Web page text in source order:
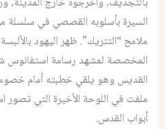
السيرة بأسلوبه القصصي في سلسلة
ملامح “التتريك”. ظهر اليهود
المخصصة لمشهد رسامة استفانوس
القديس وهو يلقي خطبته أمام
ملفت في اللوحة الأخيرة التي
أبواب القدس.